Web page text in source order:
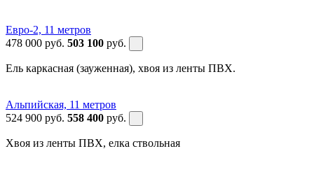
Евро-2, 11 метров
478 000 руб. 503 100 руб.
Ель каркасная (зауженная), хвоя из ленты ПВХ.
Альпийская, 11 метров
524 900 руб. 558 400 руб.
Хвоя из ленты ПВХ, елка ствольная